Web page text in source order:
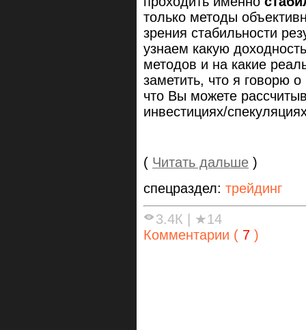
только методы
зрения стабильности
узнаем какую
методов и на какие
заметить, что я говорю
что Вы можете
инвестициях/
( Читать дальше )
спецраздел: трейдинг
3.4К
★14
Комментарии ( 7 )